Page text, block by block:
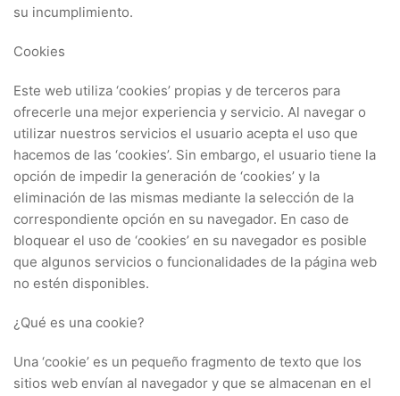
su incumplimiento.
Cookies
Este web utiliza ‘cookies’ propias y de terceros para
ofrecerle una mejor experiencia y servicio. Al navegar o
utilizar nuestros servicios el usuario acepta el uso que
hacemos de las ‘cookies’. Sin embargo, el usuario tiene la
opción de impedir la generación de ‘cookies’ y la
eliminación de las mismas mediante la selección de la
correspondiente opción en su navegador. En caso de
bloquear el uso de ‘cookies’ en su navegador es posible
que algunos servicios o funcionalidades de la página web
no estén disponibles.
¿Qué es una cookie?
Una ‘cookie’ es un pequeño fragmento de texto que los
sitios web envían al navegador y que se almacenan en el